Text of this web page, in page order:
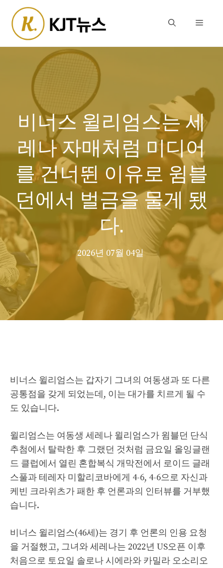
content
Menu
비너스 윌리엄스는 세
레나 자매처럼 미디어
를 건너뛴 이유로 윔블
던에서 벌금을 물게 됐
다.
2026년 07월 04일
비너스 윌리엄스는 갑자기 그녀의 여동생과 또 다른
공통점을 갖게 되었는데, 이는 대가를 치르게 될 수
도 있습니다.
윌리엄스는 여동생 세레나 윌리엄스가 윔블던 단식
추첨에서 탈락한 후 그랬던 것처럼 금요일 올잉글랜
드 클럽에서 열린 혼합복식 개막전에서 로이드 글래
스풀과 테레자 미할리코바에게 4-6, 4-6으로 자신과
케빈 크라위츠가 패한 후 언론과의 인터뷰를 거부했
습니다.
비너스 윌리엄스(46세)는 경기 후 언론의 인용 요청
을 거절했고, 그녀와 세레나는 2022년 US오픈 이후
처음으로 토요일 솔로나 시에라와 카밀라 오소리오